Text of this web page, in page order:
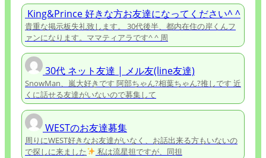
King&Prince 好きな方お友達になってください^ ^
貴重な掲示板失礼致します。 30代後半、都内在住の岸くんフ
ァンになります。ママティアラです^ ^ 周
30代 ネット友達 | メル友(line友達)
SnowMan、嵐大好きです 阿部ちゃん?相葉ちゃん?推しです 近
くに話せる友達がいないので募集して
WESTのお友達募集
周りにWEST好きなお友達がいなく、お話出来る方もいないの
で探しに来ました
私は流星担ですが、同担